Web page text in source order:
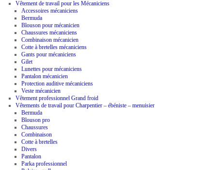
Vêtement de travail pour les Mécaniciens
Accessoires mécaniciens
Bermuda
Blouson pour mécanicien
Chaussures mécaniciens
Combinaison mécanicien
Cotte à bretelles mécaniciens
Gants pour mécaniciens
Gilet
Lunettes pour mécaniciens
Pantalon mécanicien
Protection auditive mécaniciens
Veste mécanicien
Vêtement professionnel Grand froid
Vêtements de travail pour Charpentier – ébéniste – menuisier
Bermuda
Blouson pro
Chaussures
Combinaison
Cotte à bretelles
Divers
Pantalon
Parka professionnel